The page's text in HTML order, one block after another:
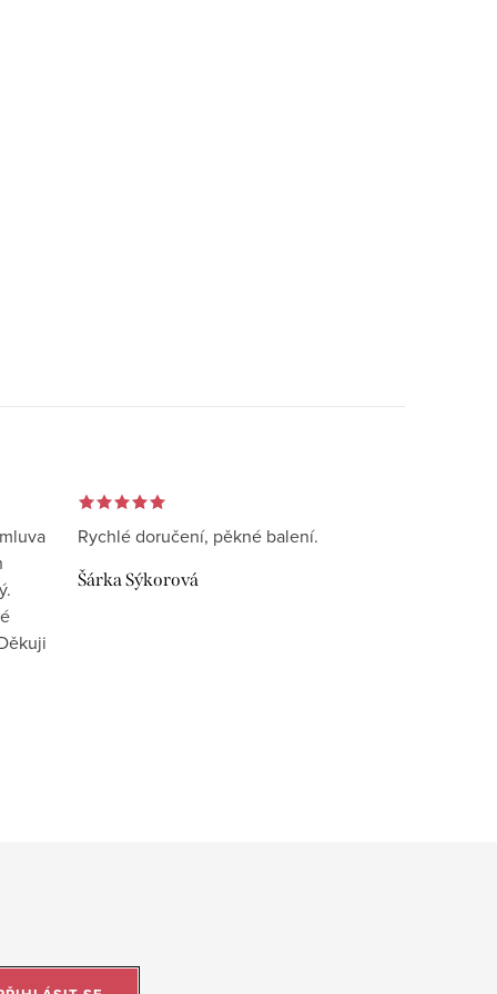
Rychlé doručení, pěkné balení.
Šárka Sýkorová